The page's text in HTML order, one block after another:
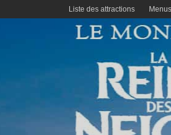
Liste des attractions